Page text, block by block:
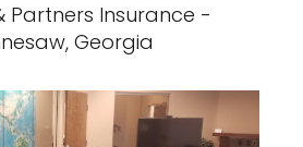
Partners Insurance -
Georgia